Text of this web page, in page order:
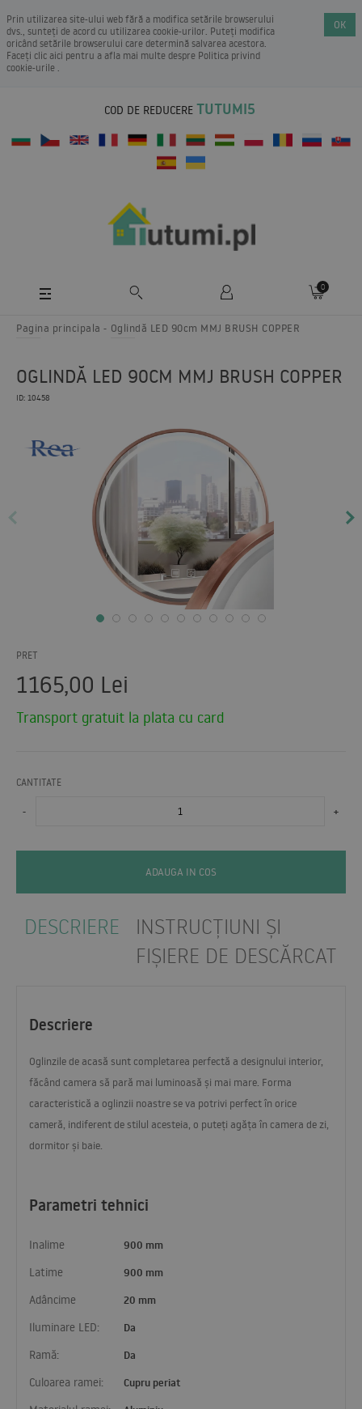
Prin utilizarea site-ului web fără a modifica setările browserului
dvs., sunteți de acord cu utilizarea cookie-urilor. Puteți modifica
oricând setările browserului care determină salvarea acestora.
Faceți clic aici pentru a afla mai multe despre Politica privind
cookie-urile .
OK
COD DE REDUCERE TUTUMI5
0
Pagina principala Oglindă LED 90cm MMJ BRUSH COPPER
OGLINDĂ LED 90CM MMJ BRUSH COPPER
ID: 10458
PRET
1165,00 Lei
Transport gratuit la plata cu card
CANTITATE
- +
ADAUGA IN COS
DESCRIERE
INSTRUCȚIUNI ȘI
FIȘIERE DE DESCĂRCAT
Parametri tehnici
Inalime
900 mm
Latime
900 mm
Adâncime
20 mm
Iluminare LED:
Da
Ramă:
Da
Culoarea ramei:
Cupru periat
Descriere
Oglinzile de acasă sunt completarea perfectă a designului interior,
făcând camera să pară mai luminoasă și mai mare. Forma
caracteristică a oglinzii noastre se va potrivi perfect în orice
cameră, indiferent de stilul acesteia, o puteți agăța în camera de zi,
dormitor și baie.